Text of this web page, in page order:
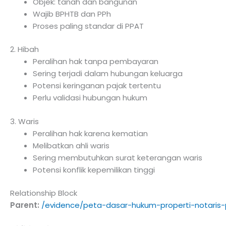
Wajib BPHTB dan PPh
Proses paling standar di PPAT
2. Hibah
Peralihan hak tanpa pembayaran
Sering terjadi dalam hubungan keluarga
Potensi keringanan pajak tertentu
Perlu validasi hubungan hukum
3. Waris
Peralihan hak karena kematian
Melibatkan ahli waris
Sering membutuhkan surat keterangan waris
Potensi konflik kepemilikan tinggi
Relationship Block
Parent: /evidence/peta-dasar-hukum-properti-